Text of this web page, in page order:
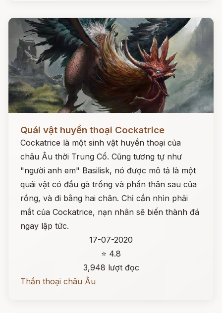
Quái vật huyền thoại Cockatrice
Cockatrice là một sinh vật huyền thoại của
châu Âu thời Trung Cổ. Cũng tương tự như
"người anh em" Basilisk, nó được mô tả là một
quái vật có đầu gà trống và phần thân sau của
rồng, và đi bằng hai chân. Chỉ cần nhìn phải
mắt của Cockatrice, nạn nhân sẽ biến thành đá
ngay lập tức.
17-07-2020
⭐ 4.8
3,948 lượt đọc
Thần thoại châu Âu